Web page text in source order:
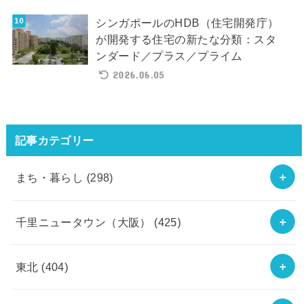
シンガポールのHDB（住宅開発庁）
が開発する住宅の新たな分類：スタ
ンダード／プラス／プライム
2026.06.05
記事カテゴリー
まち・暮らし (298)
千里ニュータウン（大阪） (425)
東北 (404)